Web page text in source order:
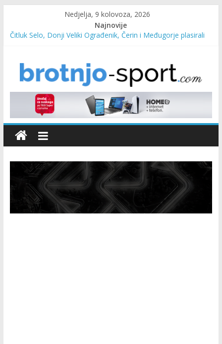
Nedjelja, 9 kolovoza, 2026
Najnovije
Čitluk Selo, Donji Veliki Ograđenik, Čerin i Međugorje plasirali
Marin Čilić napredovao na ATP ljestvici
Poznati polufinalisti MNL MZ općine Čitluk – Brotnjo 2026.
Predsjednica Vlade Marija Buhač, ministar Ivo Bevanda i
načelnik Marin Radišić čestitali organizatoricama na realizaciji
sportsko edukativnog kampa “Izlazi vani”